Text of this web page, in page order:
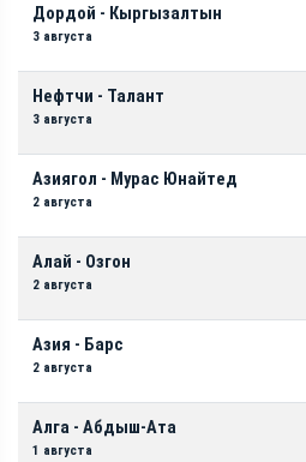
Дордой - Кыргызалтын
3 августа
Нефтчи - Талант
3 августа
Азиягол - Мурас Юнайтед
2 августа
Алай - Озгон
2 августа
Азия - Барс
2 августа
Алга - Абдыш-Ата
1 августа